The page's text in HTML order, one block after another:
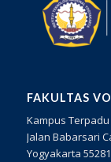
FAKULTAS
Kampus Terpadu
Jalan Babarsari
Yogyakarta 55281